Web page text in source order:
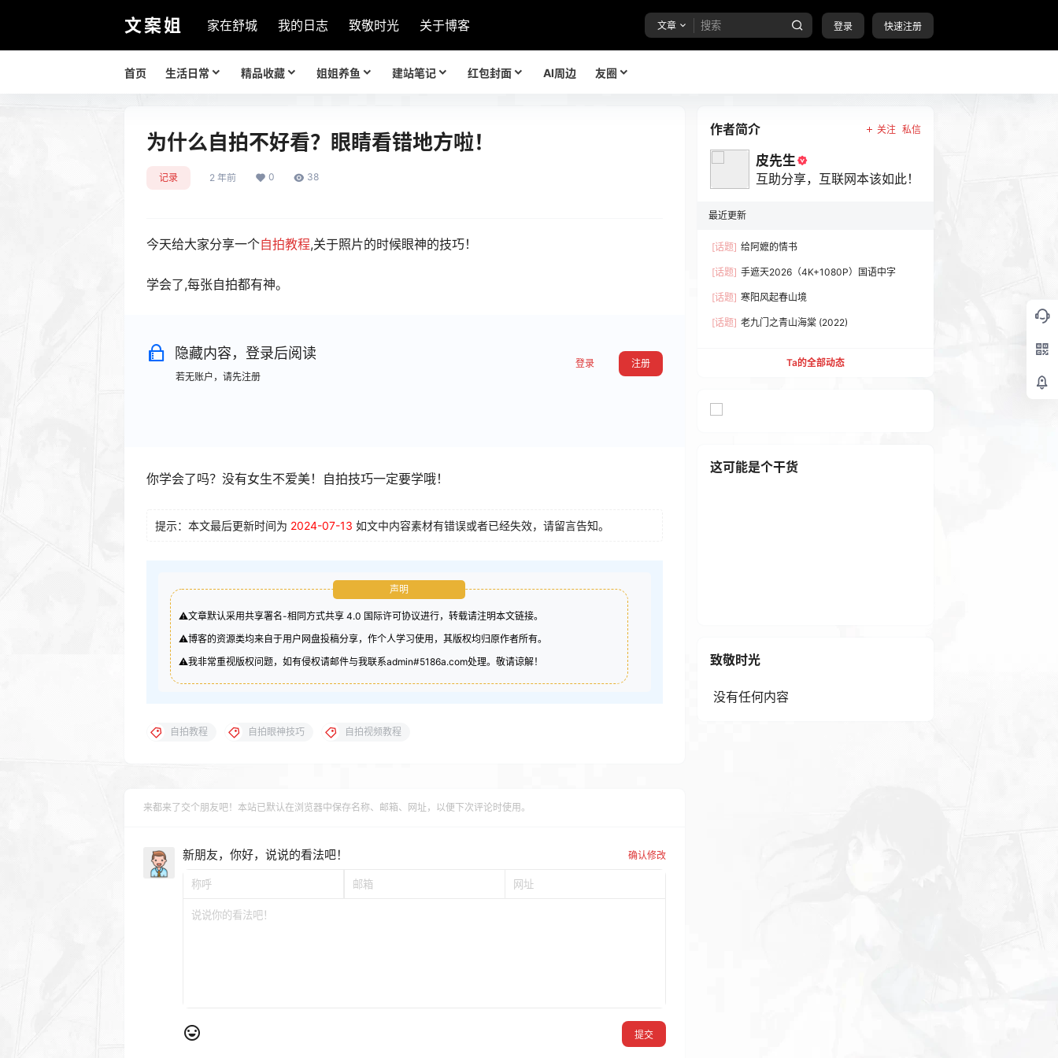
文案姐 家在舒城 我的日志 致敬时光 关于博客 文章 登录 快速注册
首页 生活日常 精品收藏 姐姐养鱼 建站笔记 红包封面 AI周边 友圈
为什么自拍不好看？眼睛看错地方啦！
记录 2 年前 0 38
今天给大家分享一个自拍教程,关于照片的时候眼神的技巧！
学会了,每张自拍都有神。
隐藏内容，登录后阅读
若无账户，请先注册
登录 注册
你学会了吗？没有女生不爱美！自拍技巧一定要学哦！
提示：本文最后更新时间为 2024-07-13 如文中内容素材有错误或者已经失效，请留言告知。
声明
⚠️文章默认采用共享署名-相同方式共享 4.0 国际许可协议进行，转载请注明本文链接。
⚠️博客的资源类均来自于用户网盘投稿分享，作个人学习使用，其版权均归原作者所有。
⚠️我非常重视版权问题，如有侵权请邮件与我联系admin#5186a.com处理。敬请谅解！
自拍教程 自拍眼神技巧 自拍视频教程
来都来了交个朋友吧！本站已默认在浏览器中保存名称、邮箱、网址，以便下次评论时使用。
新朋友，你好，说说的看法吧！ 确认修改
提交
作者简介 关注 私信
皮先生
互助分享，互联网本该如此！
最近更新
[话题] 给阿嬷的情书
[话题] 手遮天2026（4K+1080P）国语中字
[话题] 寒阳风起春山境
[话题] 老九门之青山海棠 (2022)
Ta的全部动态
这可能是个干货
致敬时光
没有任何内容